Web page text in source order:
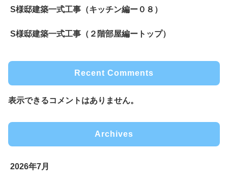
S様邸建築一式工事（キッチン編ー０８）
S様邸建築一式工事（２階部屋編ートップ）
Recent Comments
表示できるコメントはありません。
Archives
2026年7月